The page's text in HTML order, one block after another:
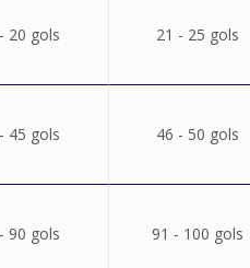
20 gols 21 - 25 gols
45 gols 46 - 50 gols
90 gols 91 - 100 gols